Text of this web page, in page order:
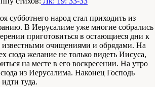
субботнего народ стал приходить из
В Иерусалиме уже многие собрались
приготовиться в остающиеся дни к
известными очищениями и обрядами. На
сюда желание не только видеть Иисуса,
на месте в его воскресении. На утро
из Иерусалима. Наконец Господь
туда.